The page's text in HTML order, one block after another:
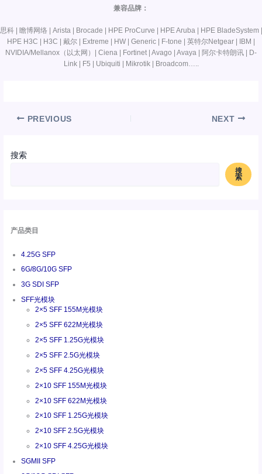
搜索
搜
索
产品类目
4.25G SFP
6G/8G/10G SFP
3G SDI SFP
SFF光模块
2×5 SFF 155M光模块
2×5 SFF 622M光模块
2×5 SFF 1.25G光模块
2×5 SFF 2.5G光模块
2×5 SFF 4.25G光模块
2×10 SFF 155M光模块
2×10 SFF 622M光模块
2×10 SFF 1.25G光模块
2×10 SFF 2.5G光模块
2×10 SFF 4.25G光模块
SGMII SFP
兼容品牌：
思科 | 瞻博网络 | Arista | Brocade | HPE ProCurve | HPE Aruba | HPE BladeSystem |
HPE H3C | H3C | 戴尔 | Extreme | HW | Generic | F-tone | 英特尔Netgear | IBM |
NVIDIA/Mellanox（以太网）| Ciena | Fortinet | Avago | Avaya | 阿尔卡特朗讯 | D-
Link | F5 | Ubiquiti | Mikrotik | Broadcom…..
PREVIOUS NEXT